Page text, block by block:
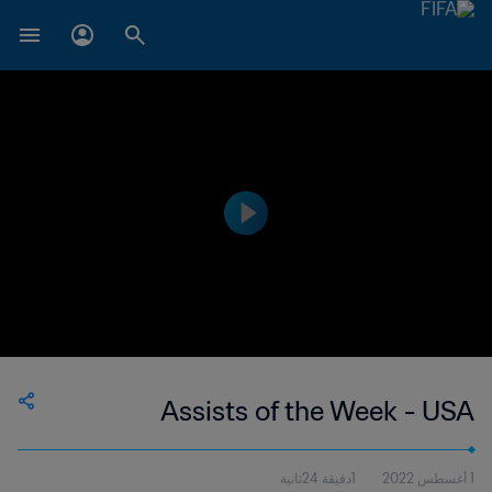
Assists of the Week - USA
1 أغسطس 2022 1دقيقة 24ثانية